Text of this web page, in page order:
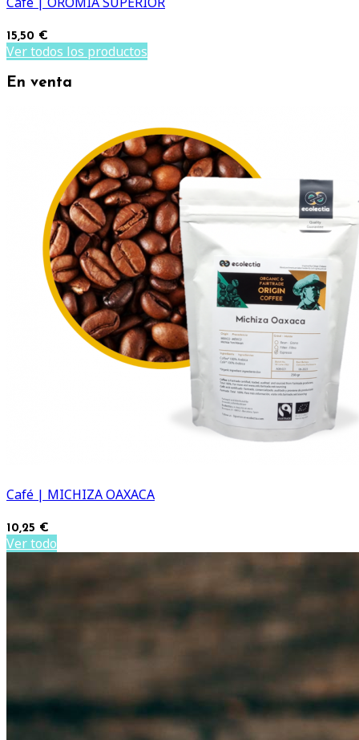
15,50 €
Ver todos los productos
En venta
Café | MICHIZA OAXACA
10,25 €
Ver todo